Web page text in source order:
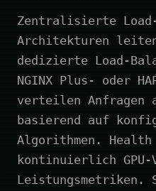
Zentralisierte
Architekturen
dedizierte Load-
NGINX Plus- oder
verteilen Anfragen
basierend auf
Algorithmen. Health
kontinuierlich GPU-
Leistungsmetriken.